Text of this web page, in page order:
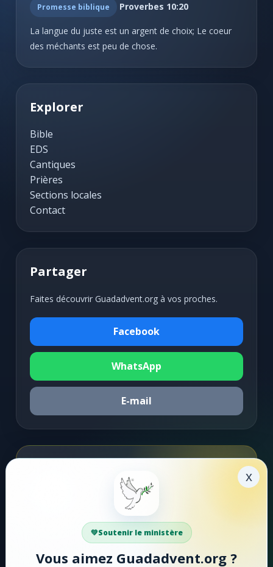
Promesse biblique Proverbes 10:20
La langue du juste est un argent de choix; Le coeur
des méchants est peu de chose.
Explorer
Bible
EDS
Cantiques
Prières
Sections locales
Contact
Partager
Faites découvrir Guadadvent.org à vos proches.
Facebook
WhatsApp
E-mail
Votre soutien aide Guadadvent.org à continuer sa
mission de foi, d'encouragement et d'édification.
x
Soutenir le ministère
Vous aimez Guadadvent.org ?